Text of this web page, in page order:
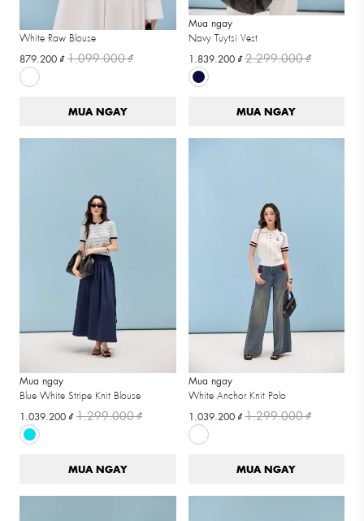
Mua ngay
White Raw Blouse
879.200 ₫1.099.000 ₫
MUA NGAY
Mua ngay
Navy Tuytsi Vest
1.839.200 ₫2.299.000 ₫
MUA NGAY
Mua ngay
Blue White Stripe Knit Blouse
1.039.200 ₫1.299.000 ₫
MUA NGAY
Mua ngay
White Anchor Knit Polo
1.039.200 ₫1.299.000 ₫
MUA NGAY